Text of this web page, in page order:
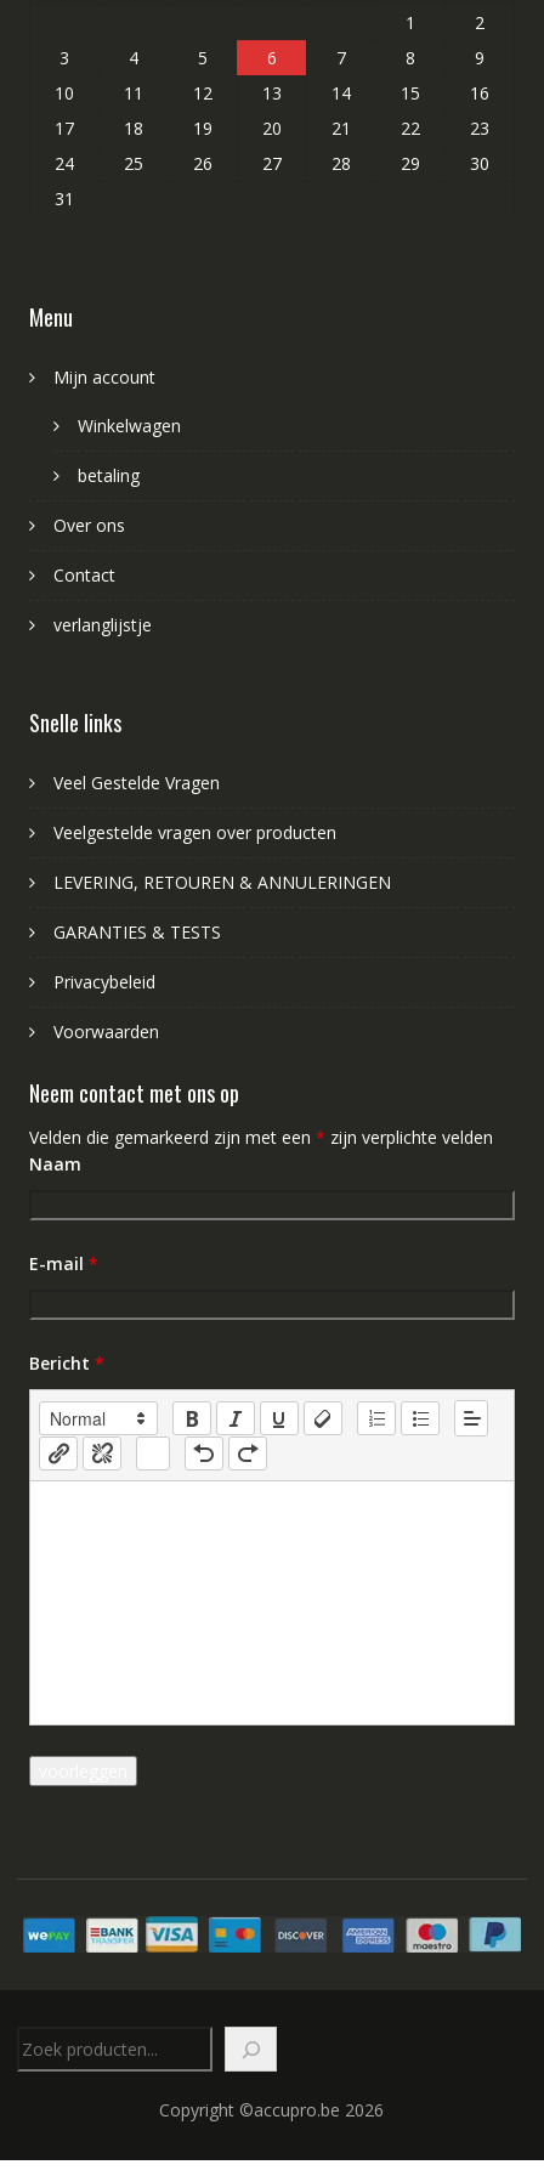
1
2
3
4 5 6 7 8
9
10
11 12 13 14 15
16
17
18 19 20 21 22
23
24
25 26 27 28 29
30
31
Menu
Mijn account
Winkelwagen
betaling
Over ons
Contact
verlanglijstje
Snelle links
Veel Gestelde Vragen
Veelgestelde vragen over producten
LEVERING, RETOUREN & ANNULERINGEN
GARANTIES & TESTS
Privacybeleid
Voorwaarden
Neem contact met ons op
Velden die gemarkeerd zijn met een * zijn verplichte velden
Naam
E-mail *
Bericht *
Copyright ©accupro.be 2026